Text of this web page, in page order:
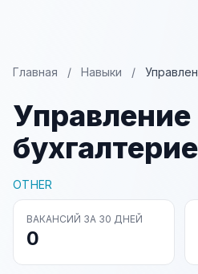
Главная / Навыки /
Управление
OTHER
ВАКАНСИЙ ЗА 30 ДНЕЙ
0